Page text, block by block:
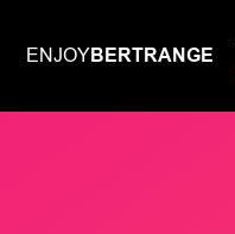
ENJOYBERTRANGE